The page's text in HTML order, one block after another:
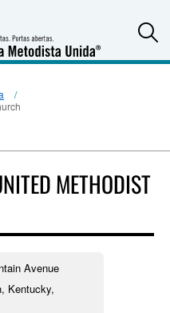
METHODIST
Avenue
Kentucky,